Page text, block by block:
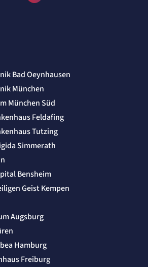
Bad Oeynhausen
München
München Süd
Feldafing
Tutzing
Simmerath
Bensheim
Geist Kempen
Augsburg
Hamburg
Freiburg
des Benutzers für Cookies auf der aktuellen
erfassen Informationen
Informationen helfen uns
unsere Besucher unsere